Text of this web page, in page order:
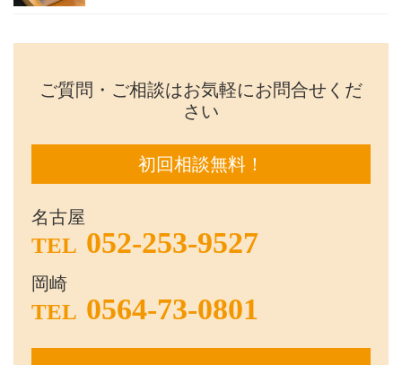
ご質問・ご相談はお気軽にお問合せくだ
さい
初回相談無料！
名古屋
TEL 052-253-9527
岡崎
TEL 0564-73-0801